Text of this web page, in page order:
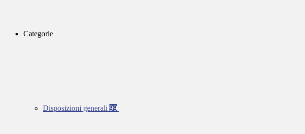
Categorie
Disposizioni generali 99